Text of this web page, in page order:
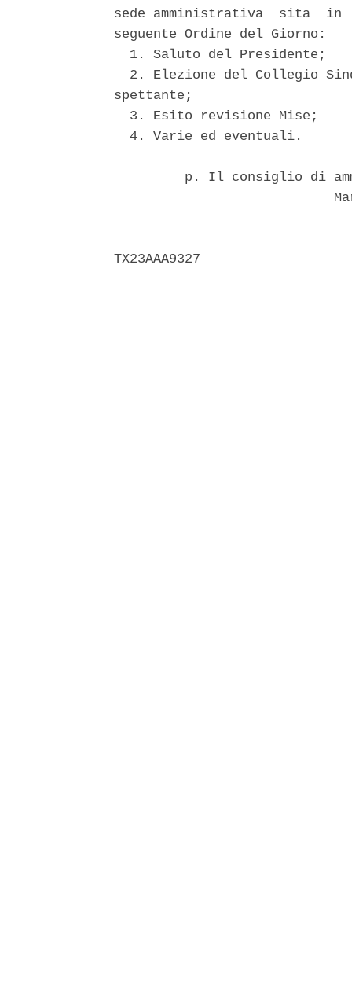
sede amministrativa  sita
seguente Ordine del Giorno:
  1. Saluto del Presidente;
2. Elezione del Collegio
spettante;
  3. Esito revisione Mise;
  4. Varie ed eventuali.
p. Il consiglio di